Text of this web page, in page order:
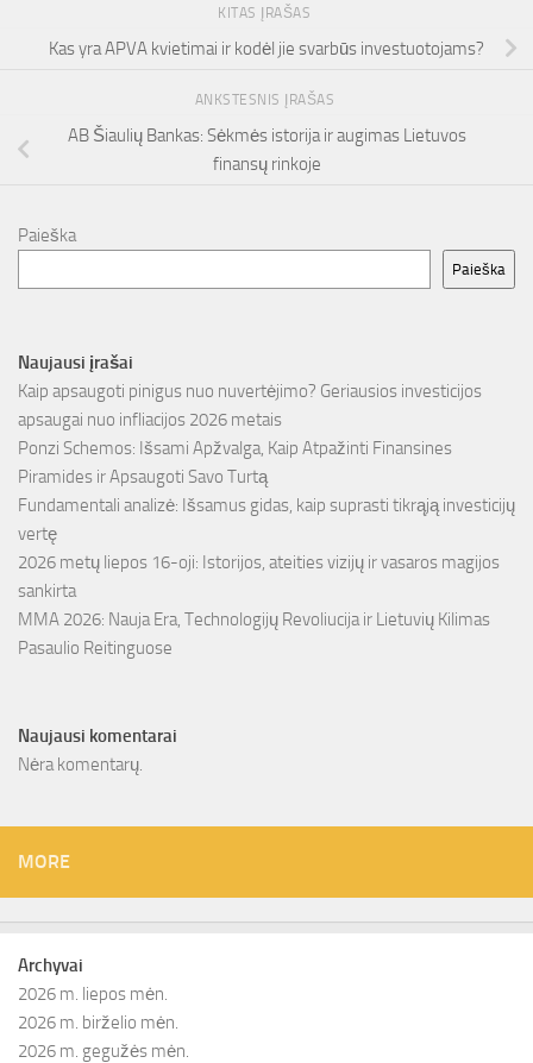
KITAS ĮRAŠAS
Kas yra APVA kvietimai ir kodėl jie svarbūs investuotojams?
ANKSTESNIS ĮRAŠAS
AB Šiaulių Bankas: Sėkmės istorija ir augimas Lietuvos
finansų rinkoje
Paieška
Paieška
Naujausi įrašai
Kaip apsaugoti pinigus nuo nuvertėjimo? Geriausios investicijos
apsaugai nuo infliacijos 2026 metais
Ponzi Schemos: Išsami Apžvalga, Kaip Atpažinti Finansines
Piramides ir Apsaugoti Savo Turtą
Fundamentali analizė: Išsamus gidas, kaip suprasti tikrąją investicijų
vertę
2026 metų liepos 16-oji: Istorijos, ateities vizijų ir vasaros magijos
sankirta
MMA 2026: Nauja Era, Technologijų Revoliucija ir Lietuvių Kilimas
Pasaulio Reitinguose
Naujausi komentarai
Nėra komentarų.
MORE
Archyvai
2026 m. liepos mėn.
2026 m. birželio mėn.
2026 m. gegužės mėn.